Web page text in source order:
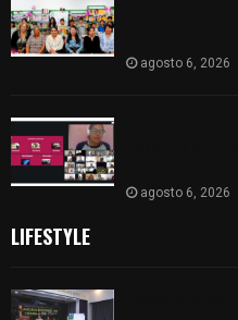
agosto 6, 2026
agosto 6, 2026
LIFESTYLE